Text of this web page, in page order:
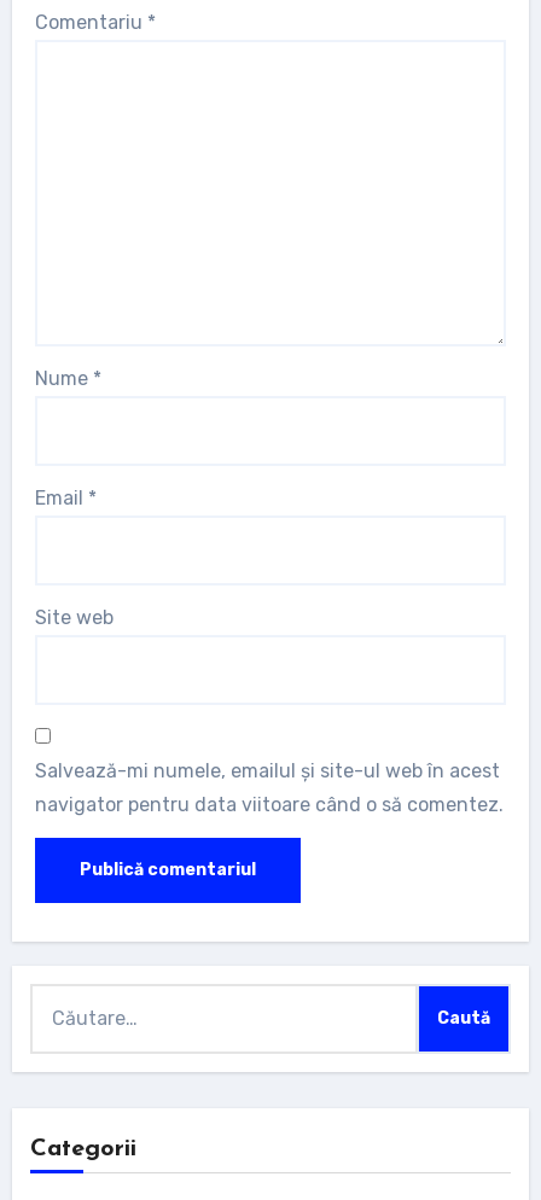
Comentariu *
Nume *
Email *
Site web
Salvează-mi numele, emailul și site-ul web în acest
navigator pentru data viitoare când o să comentez.
după:
Categorii